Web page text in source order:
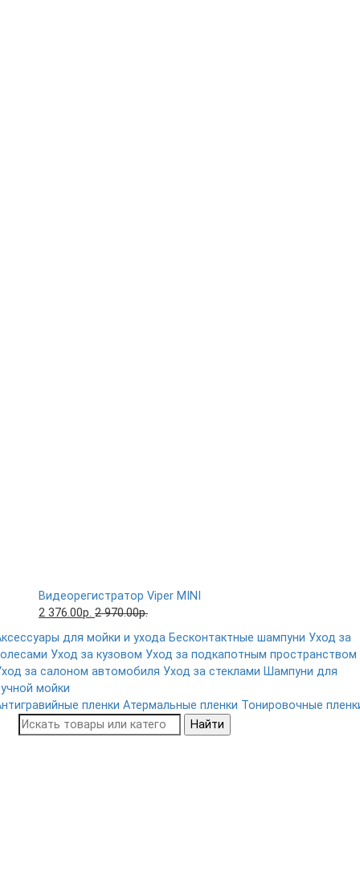
Видеорегистратор Viper MINI
2 376.00р. 2 970.00р.
для мойки и ухода Бесконтактные шампуни Уход за
Уход за кузовом Уход за подкапотным пространством
за салоном автомобиля Уход за стеклами Шампуни для
мойки
пленки Атермальные пленки Тонировочные
Найти